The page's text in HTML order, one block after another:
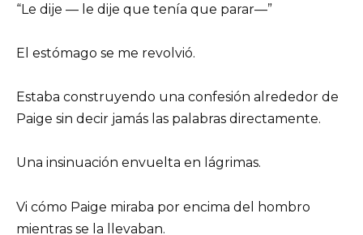
“Le dije — le dije que tenía que parar—”
El estómago se me revolvió.
Estaba construyendo una confesión alrededor de
Paige sin decir jamás las palabras directamente.
Una insinuación envuelta en lágrimas.
Vi cómo Paige miraba por encima del hombro
mientras se la llevaban.